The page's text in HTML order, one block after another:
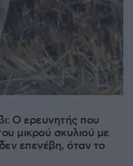
Ο ερευνητής που
μικρού σκυλιού με
επενέβη, όταν το